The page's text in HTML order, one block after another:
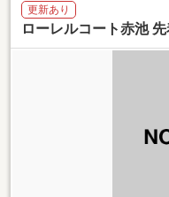
更新あり
ローレルコート赤池